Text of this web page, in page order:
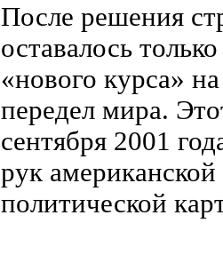
После решения
оставалось
«нового курса»
передел мира.
сентября 2001
рук
политической